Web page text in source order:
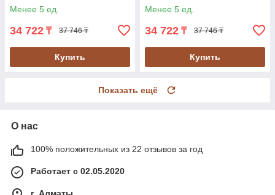
Менее 5 ед.
34 722 ₸ 37 746 ₸
Купить
Менее 5 ед.
34 722 ₸ 37 746 ₸
Купить
Показать ещё
О нас
100% положительных из 22 отзывов за год
Работает с 02.05.2020